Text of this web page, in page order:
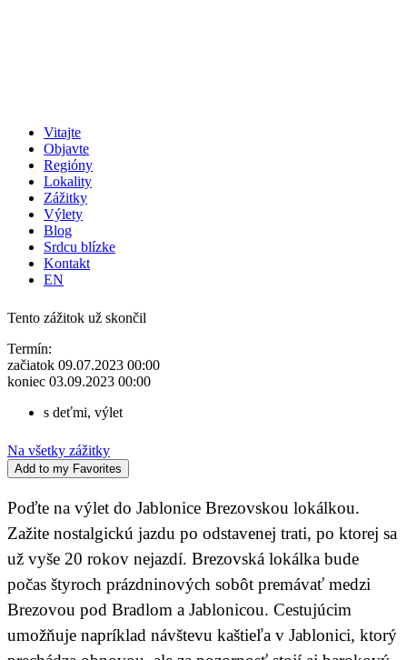
Vitajte
Objavte
Regióny
Lokality
Zážitky
Výlety
Blog
Srdcu blízke
Kontakt
EN
Tento zážitok už skončil
Termín:
začiatok 09.07.2023 00:00
koniec 03.09.2023 00:00
s deťmi, výlet
Na všetky zážitky
Add to my Favorites
Poďte na výlet do Jablonice Brezovskou lokálkou.
Zažite nostalgickú jazdu po odstavenej trati, po ktorej sa
už vyše 20 rokov nejazdí. Brezovská lokálka bude
počas štyroch prázdninových sobôt premávať medzi
Brezovou pod Bradlom a Jablonicou. Cestujúcim
umožňuje napríklad návštevu kaštieľa v Jablonici, ktorý